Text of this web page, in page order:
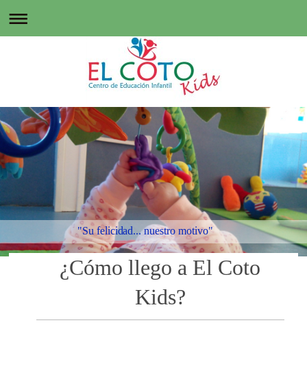
"Su felicidad... nuestro motivo"
¿Cómo llego a El Coto
Kids?